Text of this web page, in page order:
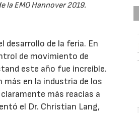
la EMO Hannover 2019.
de la feria. En
de movimiento de
este año fue increíble.
más en la industria de los
más reacias a
el Dr. Christian Lang,